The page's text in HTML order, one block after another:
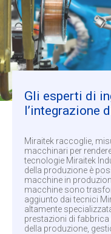
Gli esperti di
l’integrazione
Miraitek raccoglie,
macchinari per
tecnologie Miraitek
della produzione è
macchine in
macchine sono
aggiunto dai tecnici
altamente
prestazioni di
della produzione,